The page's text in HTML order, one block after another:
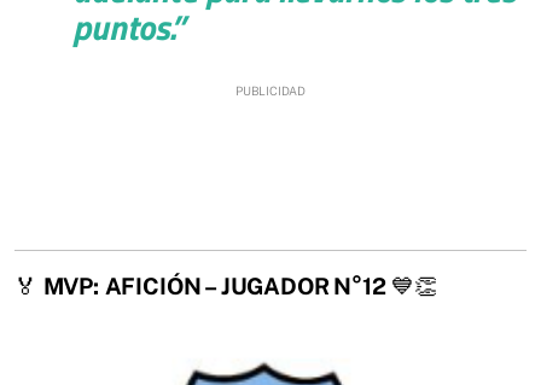
puntos.”
🏅 MVP: AFICIÓN – JUGADOR N°12💙👏